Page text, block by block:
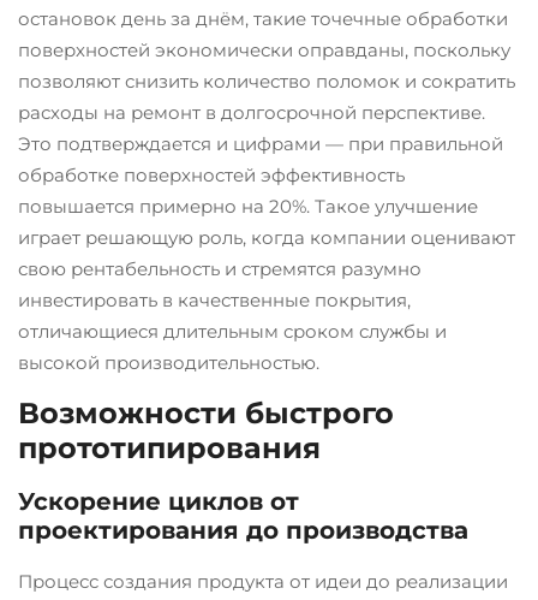
остановок день за днём, такие точечные обработки
поверхностей экономически оправданы, поскольку
позволяют снизить количество поломок и сократить
расходы на ремонт в долгосрочной перспективе.
Это подтверждается и цифрами — при правильной
обработке поверхностей эффективность
повышается примерно на 20%. Такое улучшение
играет решающую роль, когда компании оценивают
свою рентабельность и стремятся разумно
инвестировать в качественные покрытия,
отличающиеся длительным сроком службы и
высокой производительностью.
Возможности быстрого
прототипирования
Ускорение циклов от
проектирования до производства
Процесс создания продукта от идеи до реализации